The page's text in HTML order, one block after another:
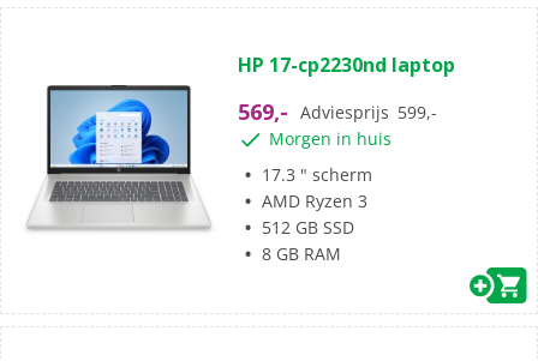
van
5
sterren.
HP 17-cp2230nd laptop
569,- Adviesprijs 599,-
Morgen in huis
17.3 " scherm
AMD Ryzen 3
512 GB SSD
8 GB RAM